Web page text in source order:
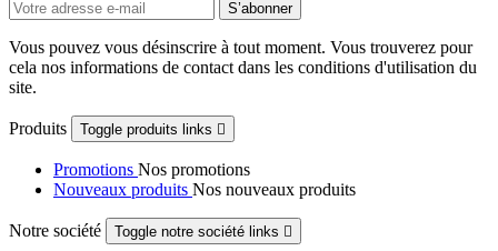
Vous pouvez vous désinscrire à tout moment. Vous trouverez pour
cela nos informations de contact dans les conditions d'utilisation du
site.
Produits Toggle produits links 
Promotions Nos promotions
Nouveaux produits Nos nouveaux produits
Notre société Toggle notre société links 